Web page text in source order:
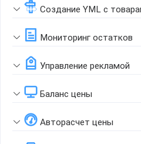
Создание YML с
Мониторинг остатков
Управление рекламой
Баланс цены
Авторасчет цены